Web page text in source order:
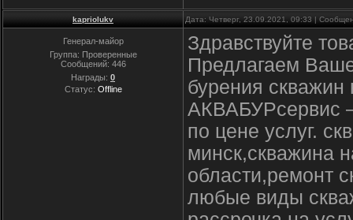
kapriolukv Дата: Четверг, 23.09.2021, 09:33 |
Генерал-майор
Группа: Проверенные
Сообщений: 446
Награды: 0
Статус: Offline
Здравствуйте
Предлагаем
бурения
АКВАБУРсервис
по цене услуг.
минск,скважина
области,ремонт
любые виды